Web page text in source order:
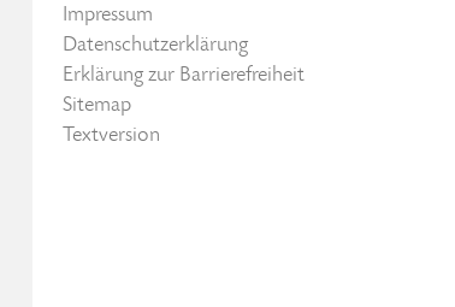
Impressum
Datenschutzerklärung
Erklärung zur Barrierefreiheit
Sitemap
Textversion